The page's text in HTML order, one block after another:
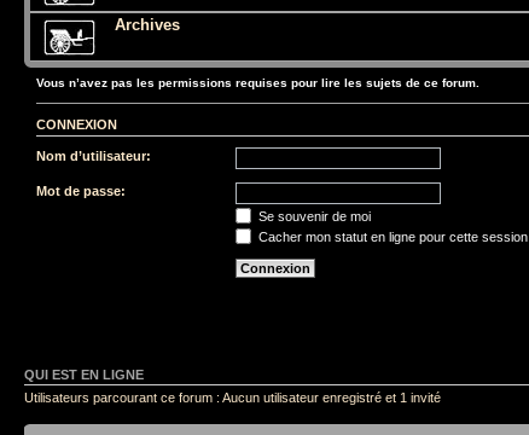
Archives
Vous n’avez pas les permissions requises pour lire les sujets de ce forum.
CONNEXION
Nom d’utilisateur:
Mot de passe:
Se souvenir de moi
Cacher mon statut en ligne pour cette session
QUI EST EN LIGNE
Utilisateurs parcourant ce forum : Aucun utilisateur enregistré et 1 invité